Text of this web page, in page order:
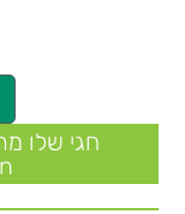
חגי שלו